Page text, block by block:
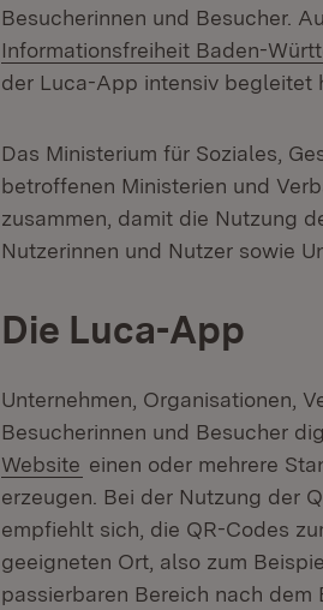
Besucherinnen und Besucher.
Informationsfreiheit Baden-
der Luca-App intensiv begleitet
Das Ministerium für Soziales,
betroffenen Ministerien und
zusammen, damit die Nutzung
Nutzerinnen und Nutzer sowie
Die Luca-App
Unternehmen, Organisationen,
Besucherinnen und Besucher
Website (Öffnet in neuem
einen oder mehrere
erzeugen. Bei der Nutzung der
empfiehlt sich, die QR-Codes
geeigneten Ort, also zum
passierbaren Bereich nach dem